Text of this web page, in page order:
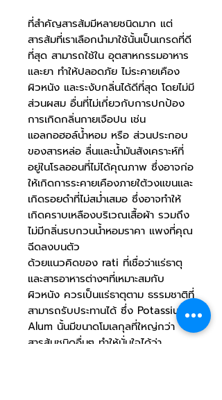
ที่สำคัญสารส้มมีหลายชนิดมาก แต่
สารส้มที่เราเลือกนำมาใช้นั้นเป็นเกรดที่ดี
ที่สุด สามารถใช้ใน อุตสาหกรรมอาหาร
และยา ทำให้ปลอดภัย ไม่ระคายเคือง
ผิวหนัง และระงับกลิ่นได้ดีที่สุด โดยไม่มี
ส่วนผสม อื่นที่ไม่เกี่ยวกับการปกป้อง
การเกิดกลิ่นกายเจือปน เช่น
แอลกอฮอล์น้ำหอม หรือ ส่วนประกอบ
ของสารหล่อ ลื่นและน้ำมันสังเคราะห์ที่
อยู่ในโรลออนที่ไม่ได้คุณภาพ ซึ่งอาจก่อ
ให้เกิดการระคายเคืองภายใต้วงแขนและ
เกิดรอยดำที่ไม่สม่ำเสมอ ซึ่งอาจทำให้
เกิดคราบเหลืองบริเวณเสื้อผ้า รวมถึง
ไม่มีกลิ่นรบกวนน้ำหอมราคา แพงที่คุณ
ฉีดลงบนตัว
ด้วยแนวคิดของ rati ที่เชื่อว่าแร่ธาตุ
และสารอาหารต่างๆที่เหมาะสมกับ
ผิวหนัง ควรเป็นแร่ธาตุตาม ธรรมชาติที่
สามารถรับประทานได้ ซึ่ง Potassium
Alum นั้นมีขนาดโมเลกุลที่ใหญ่กว่า
สารส้มชนิดอื่นๆ ทำให้มั่นใจได้ว่า